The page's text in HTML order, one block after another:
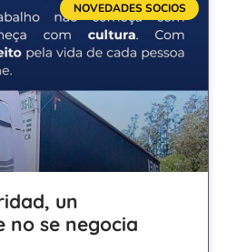
NOVEDADES SOCIOS
un
no se negocia